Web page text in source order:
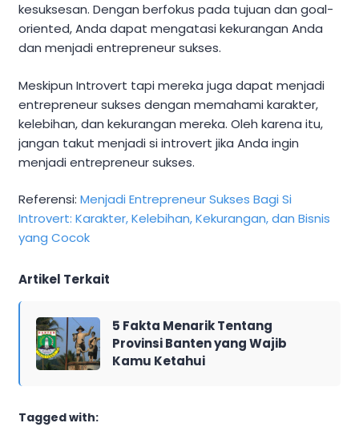
kesuksesan. Dengan berfokus pada tujuan dan goal-
oriented, Anda dapat mengatasi kekurangan Anda
dan menjadi entrepreneur sukses.
Meskipun Introvert tapi mereka juga dapat menjadi
entrepreneur sukses dengan memahami karakter,
kelebihan, dan kekurangan mereka. Oleh karena itu,
jangan takut menjadi si introvert jika Anda ingin
menjadi entrepreneur sukses.
Referensi: Menjadi Entrepreneur Sukses Bagi Si
Introvert: Karakter, Kelebihan, Kekurangan, dan Bisnis
yang Cocok
Artikel Terkait
5 Fakta Menarik Tentang
Provinsi Banten yang Wajib
Kamu Ketahui
Tagged with: